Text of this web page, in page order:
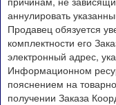
аннулировать
Продавец обязуется
комплектности его
электронный адрес,
Информационном
пояснением на
получении Заказа